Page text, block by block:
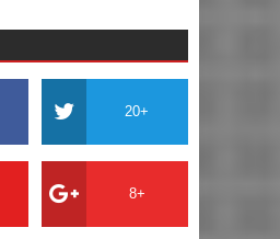
20+
8+